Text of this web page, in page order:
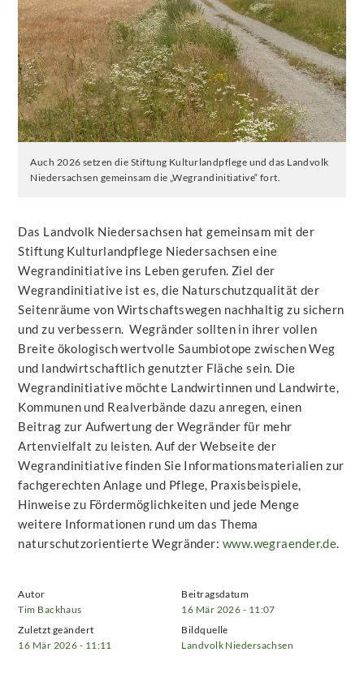
Auch 2026 setzen die Stiftung Kulturlandpflege und das Landvolk
Niedersachsen gemeinsam die „Wegrandinitiative“ fort.
Das Landvolk Niedersachsen hat gemeinsam mit der
Stiftung Kulturlandpflege Niedersachsen eine
Wegrandinitiative ins Leben gerufen. Ziel der
Wegrandinitiative ist es, die Naturschutzqualität der
Seitenräume von Wirtschaftswegen nachhaltig zu sichern
und zu verbessern. Wegränder sollten in ihrer vollen
Breite ökologisch wertvolle Saumbiotope zwischen Weg
und landwirtschaftlich genutzter Fläche sein. Die
Wegrandinitiative möchte Landwirtinnen und Landwirte,
Kommunen und Realverbände dazu anregen, einen
Beitrag zur Aufwertung der Wegränder für mehr
Artenvielfalt zu leisten. Auf der Webseite der
Wegrandinitiative finden Sie Informationsmaterialien zur
fachgerechten Anlage und Pflege, Praxisbeispiele,
Hinweise zu Fördermöglichkeiten und jede Menge
weitere Informationen rund um das Thema
naturschutzorientierte Wegränder: www.wegraender.de
Autor
Tim Backhaus
Beitragsdatum
16 Mär 2026 - 11:07
Zuletzt geändert
16 Mär 2026 - 11:11
Bildquelle
Landvolk Niedersachsen